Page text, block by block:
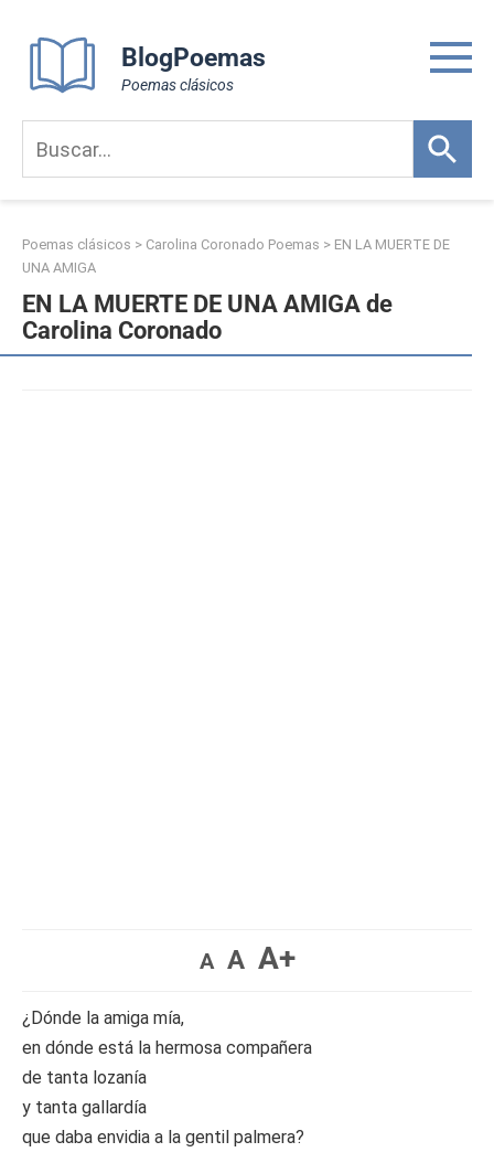
content
BlogPoemas
Poemas clásicos
Poemas clásicos > Carolina Coronado Poemas > EN LA MUERTE DE
UNA AMIGA
EN LA MUERTE DE UNA AMIGA de
Carolina Coronado
A A A+
¿Dónde la amiga mía,
en dónde está la hermosa compañera
de tanta lozanía
y tanta gallardía
que daba envidia a la gentil palmera?